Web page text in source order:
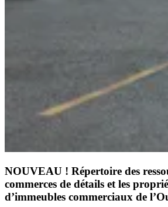
NOUVEAU ! Répertoire des
commerces de détails et les
d’immeubles commerciaux de